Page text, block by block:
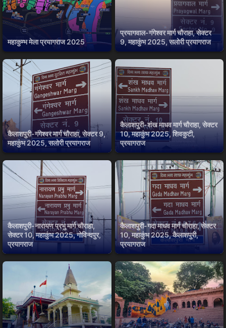
महाकुम्भ मेला प्रयागराज 2025
प्रयागवाल-गंगेश्वर मार्ग चौराहा, सेक्टर
9, महाकुंभ 2025, सलोरी प्रयागराज
कैलाशपुरी-गंगेश्वर मार्ग चौराहा, सेक्टर 9,
महाकुंभ 2025, सलोरी प्रयागराज
कैलाशपुरी-शंख माधव मार्ग चौराहा, सेक्टर
10, महाकुंभ 2025, शिवकुटी,
प्रयागराज
कैलाशपुरी-नारायण प्रभु मार्ग चौराहा,
सेक्टर 10, महाकुंभ 2025, गोविन्दपुर,
प्रयागराज
कैलाशपुरी-गदा माधव मार्ग चौराहा, सेक्टर
10, महाकुंभ 2025, कैलाशपुरी,
प्रयागराज